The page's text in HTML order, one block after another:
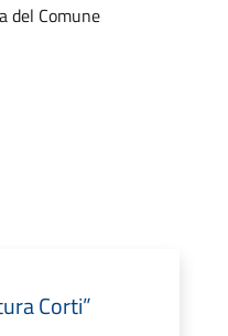
del Comune
Corti”